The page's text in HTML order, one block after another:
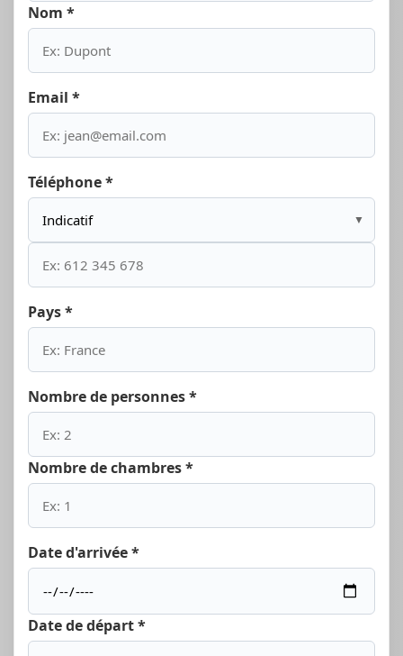
Nom *
Email *
Téléphone *
▼
Pays *
Nombre de personnes *
Nombre de chambres *
Date d'arrivée *
Date de départ *